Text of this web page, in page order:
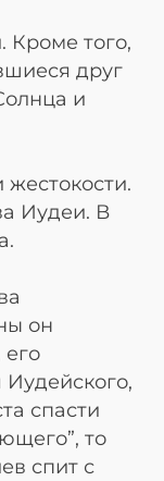
того,
друг
и
Иудеи. В
он
его
спасти
то
спит с